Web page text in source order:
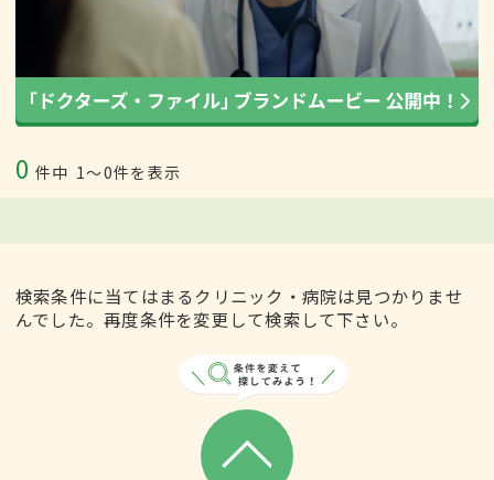
0 件中 1〜0件を表示
検索条件に当てはまるクリニック・病院は見つかりませ
んでした。再度条件を変更して検索して下さい。